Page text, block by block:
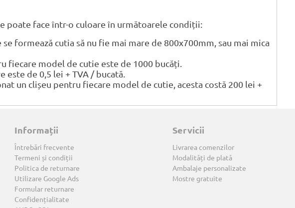
poate face într-o culoare în următoarele condiții:
se formează cutia să nu fie mai mare de 800x700mm, sau mai mica
fiecare model de cutie este de 1000 bucăți.
de 0,5 lei + TVA / bucată.
un clișeu pentru fiecare model de cutie, acesta costă 200 lei +
Informații
Întrebări frecvente
Termeni și condiții
Politica de returnare
Utilizare Google Ads
Formular returnare
Confidențialitate
Servicii
Livrarea comenzilor
Modalități de plată
Ambalaje personalizate
Mostre gratuite